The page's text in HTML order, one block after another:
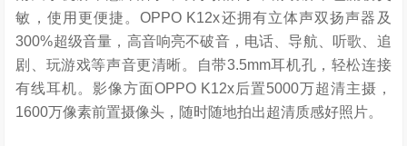
敏，使用更便捷。OPPO K12x还拥有立体声双扬声器及
300%超级音量，高音响亮不破音，电话、导航、听歌、追
剧、玩游戏等声音更清晰。自带3.5mm耳机孔，轻松连接
有线耳机。影像方面OPPO K12x后置5000万超清主摄，
1600万像素前置摄像头，随时随地拍出超清质感好照片。